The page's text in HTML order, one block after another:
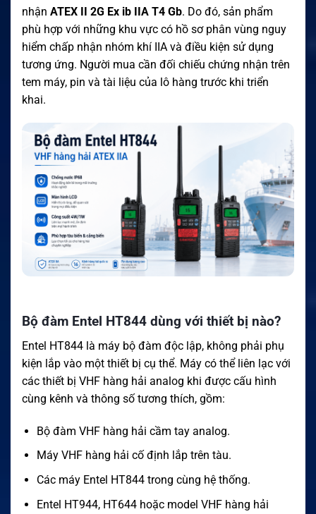
nhận ATEX II 2G Ex ib IIA T4 Gb. Do đó, sản phẩm
phù hợp với những khu vực có hồ sơ phân vùng nguy
hiểm chấp nhận nhóm khí IIA và điều kiện sử dụng
tương ứng. Người mua cần đối chiếu chứng nhận trên
tem máy, pin và tài liệu của lô hàng trước khi triển
khai.
Bộ đàm Entel HT844 dùng với thiết bị nào?
Entel HT844 là máy bộ đàm độc lập, không phải phụ
kiện lắp vào một thiết bị cụ thể. Máy có thể liên lạc với
các thiết bị VHF hàng hải analog khi được cấu hình
cùng kênh và thông số tương thích, gồm:
Bộ đàm VHF hàng hải cầm tay analog.
Máy VHF hàng hải cố định lắp trên tàu.
Các máy Entel HT844 trong cùng hệ thống.
Entel HT944, HT644 hoặc model VHF hàng hải